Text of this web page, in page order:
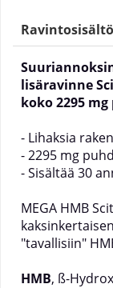
lisäravinne
koko 2295
- Lihaksia
- 2295 mg
- Sisältää 30
MEGA HMB
"tavallisiin"
HMB, ß-